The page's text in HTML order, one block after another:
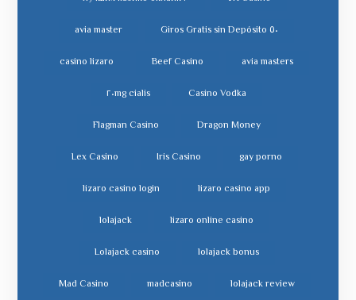
٥٠ Giros Gratis sin Depósito avia master
avia masters
Beef Casino
casino lizaro
Casino Vodka cialis ٢٠mg
Dragon Money
Flagman Casino
gay porno
Iris Casino
Lex Casino
lizaro casino app
lizaro casino login
lizaro online casino
lolajack
lolajack bonus
Lolajack casino
lolajack review
madcasino
Mad Casino